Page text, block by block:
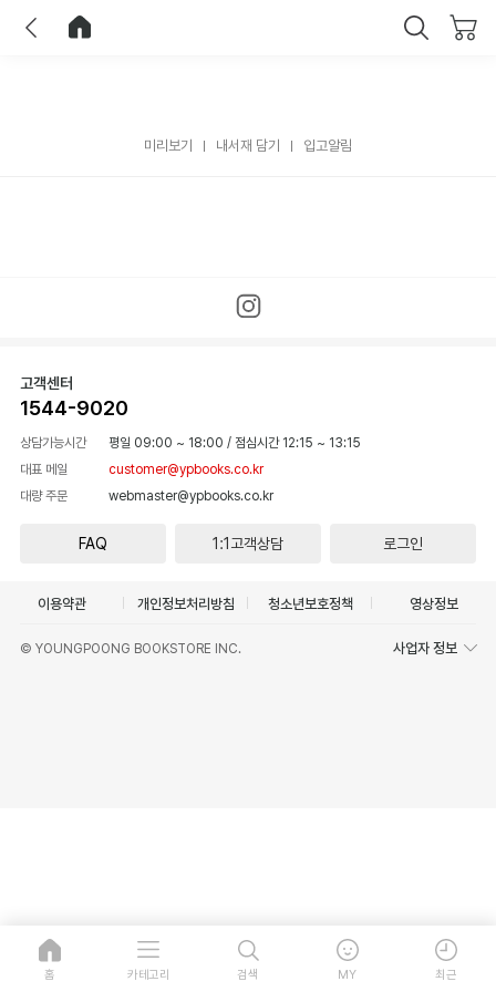
미리보기 내서재 담기 입고알림
고객센터
1544-9020
상담가능시간 평일 09:00 ~ 18:00 / 점심시간 12:15 ~ 13:15
대표 메일
customer@ypbooks.co.kr
대량 주문
webmaster@ypbooks.co.kr
FAQ 1:1고객상담 로그인
이용약관 개인정보처리방침 청소년보호정책 영상정보
© YOUNGPOONG BOOKSTORE INC. 사업자 정보
홈 카테고리 검색 MY 최근